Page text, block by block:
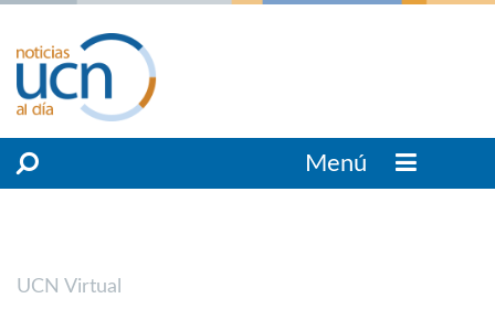
Menú
UCN Virtual